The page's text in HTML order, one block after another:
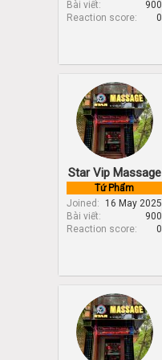
Bài viết
900
Reaction score
0
Star Vip Massage
Tứ Phẩm
Joined
16 May 2025
Bài viết
900
Reaction score
0